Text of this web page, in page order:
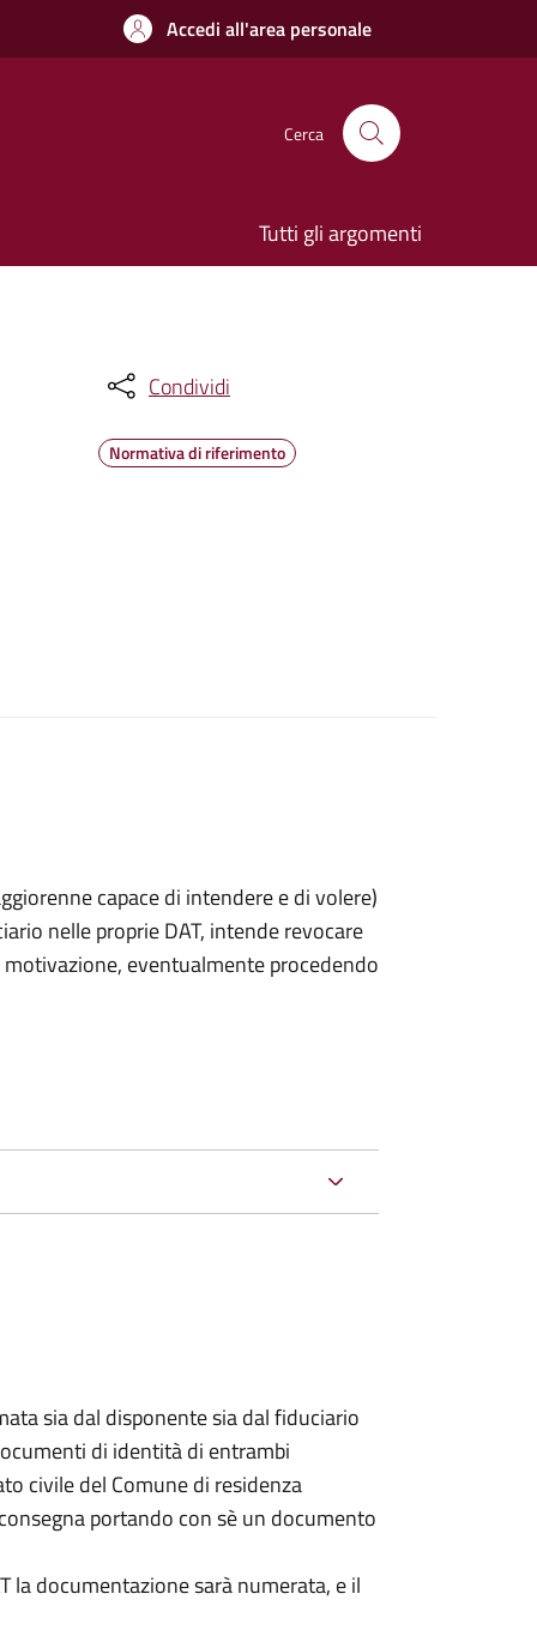
Accedi all'area personale
Cerca
Tutti gli argomenti
Condividi
Normativa di riferimento
capace di intendere e di volere)
nelle proprie DAT, intende revocare
eventualmente procedendo
sia dal disponente sia dal fiduciario
di identità di entrambi
civile del Comune di residenza
portando con sè un documento
la documentazione sarà numerata, e il